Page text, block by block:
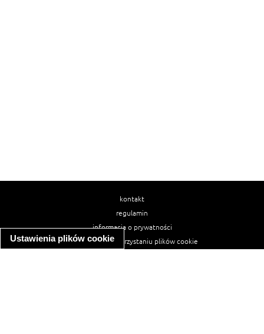
Ustawienia plików cookie
kontakt
regulamin
informacja o prywatności
informacja o wykorzystaniu plików cookie